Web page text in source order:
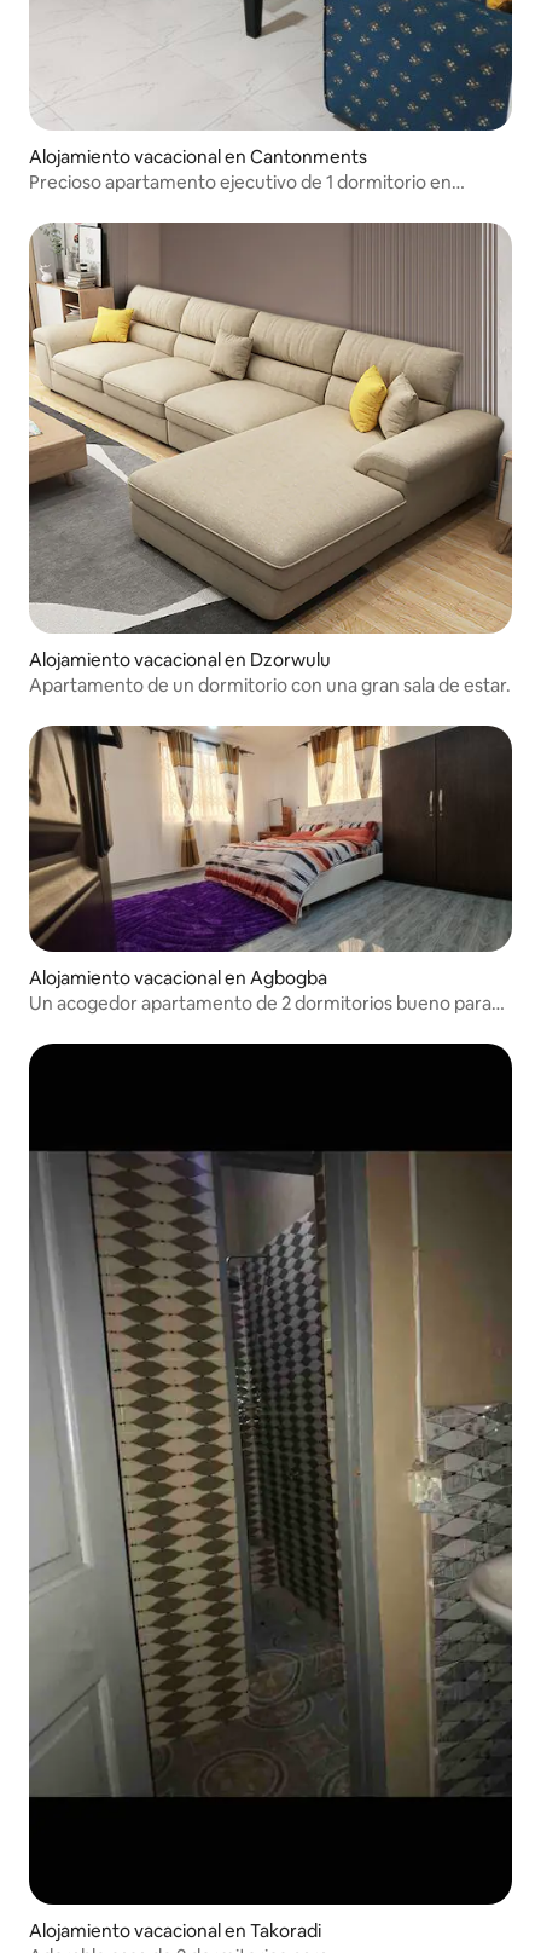
Alojamiento vacacional en Cantonments
Precioso apartamento ejecutivo de 1 dormitorio en
Alojamiento vacacional en Dzorwulu
Apartamento de un dormitorio con una gran sala de estar.
Alojamiento vacacional en Agbogba
Un acogedor apartamento de 2 dormitorios bueno para
Alojamiento vacacional en Takoradi